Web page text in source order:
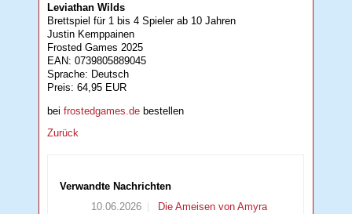
Leviathan Wilds
Brettspiel für 1 bis 4 Spieler ab 10 Jahren
Justin Kemppainen
Frosted Games 2025
EAN: 0739805889045
Sprache: Deutsch
Preis: 64,95 EUR
beifrostedgames.de bestellen
Zurück
Verwandte Nachrichten
10.06.2026
Die Ameisen von Amyra